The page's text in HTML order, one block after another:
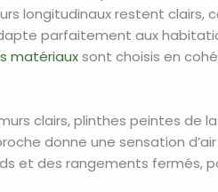
longitudinaux restent clairs,
parfaitement aux
matériauxsont choisis en
clairs, plinthes peintes de
donne une sensation
et des rangements fermés,